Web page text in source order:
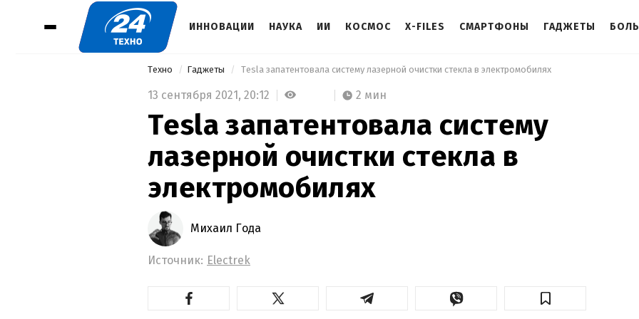
ИННОВАЦИИ НАУКА ИИ КОСМОС X-FILES СМАРТФОНЫ ГАДЖЕТЫ
Техно Гаджеты Tesla запатентовала систему лазерной очистки стекла в электромобилях
13 сентября 2021, 20:12 2 мин
Tesla запатентовала систему
лазерной очистки стекла в
электромобилях
Михаил Года
Источник: Electrek